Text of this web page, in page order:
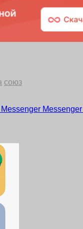
союз
Messenger Messenger